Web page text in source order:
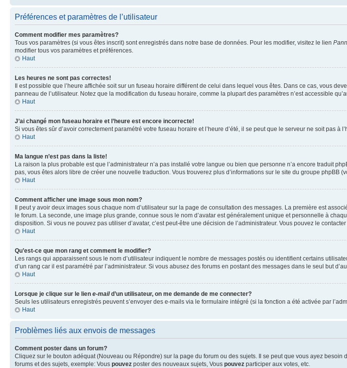
Préférences et paramètres de l’utilisateur
Comment modifier mes paramètres?
Tous vos paramètres (si vous êtes inscrit) sont enregistrés dans notre base de données. Pour les modifier, visitez le lien
modifier tous vos paramètres et préférences.
Haut
Les heures ne sont pas correctes!
Il est possible que l’heure affichée soit sur un fuseau horaire différent de celui dans lequel vous êtes. Dans ce cas, vous
panneau de l’utilisateur. Notez que la modification du fuseau horaire, comme la plupart des paramètres n’est accessible
Haut
J’ai changé mon fuseau horaire et l’heure est encore incorrecte!
Si vous êtes sûr d’avoir correctement paramétré votre fuseau horaire et l’heure d’été, il se peut que le serveur ne soit pas à
Haut
Ma langue n’est pas dans la liste!
La raison la plus probable est que l’administrateur n’a pas installé votre langue ou bien que personne n’a encore traduit
pas, vous êtes alors libre de créer une nouvelle traduction. Vous trouverez plus d’informations sur le site du groupe phpBB
Haut
Comment afficher une image sous mon nom?
Il peut y avoir deux images sous chaque nom d’utilisateur sur la page de consultation des messages. La première est
le forum. La seconde, une image plus grande, connue sous le nom d’avatar est généralement unique et personnelle à
disposition. Si vous ne pouvez pas utiliser d’avatar, c’est peut-être une décision de l’administrateur. Vous pouvez le
Haut
Qu’est-ce que mon rang et comment le modifier?
Les rangs qui apparaissent sous le nom d’utilisateur indiquent le nombre de messages postés ou identifient certains
d’un rang car il est paramétré par l’administrateur. Si vous abusez des forums en postant des messages dans le seul but
Haut
Lorsque je clique sur le lien e-maild’un utilisateur, on me demande de me connecter?
Seuls les utilisateurs enregistrés peuvent s’envoyer des e-mails via le formulaire intégré (si la fonction a été activée par
Haut
Problèmes liés aux envois de messages
Comment poster dans un forum?
Cliquez sur le bouton adéquat (Nouveau ou Répondre) sur la page du forum ou des sujets. Il se peut que vous ayez
forums et des sujets, exemple: Vous pouvez poster des nouveaux sujets, Vous pouvez participer aux votes, etc.